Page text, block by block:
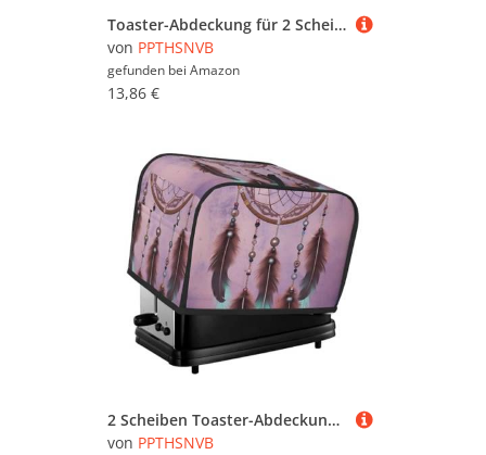
Toaster-Abdeckung für 2 Scheiben mit Taschen und Griff oben, kleine Brotbackmaschinen-Abdeckungen, Fußball auf einem Feld, Küche, kleine Geräte, waschbar, universelle Ofenabdeckungen
von PPTHSNVB
gefunden bei Amazon
13,86 €
2 Scheiben Toaster-Abdeckung mit Taschen und Griff oben, kleine Brotbackmaschinen-Abdeckungen, Traumfänger, Küche, kleine Geräte, waschbar, universelle Ofenabdeckungen
von PPTHSNVB